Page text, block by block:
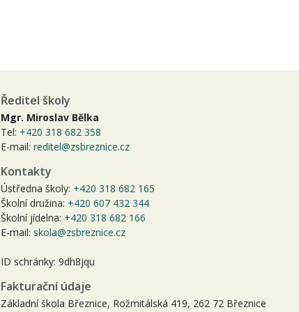
Ředitel školy
Mgr. Miroslav Bělka
Tel: +420 318 682 358
E-mail: reditel@zsbreznice.cz
Kontakty
Ústředna školy: +420 318 682 165
Školní družina: +420 607 432 344
Školní jídelna: +420 318 682 166
E-mail: skola@zsbreznice.cz
ID schránky: 9dh8jqu
Fakturační údaje
Základní škola Březnice, Rožmitálská 419, 262 72 Březnice